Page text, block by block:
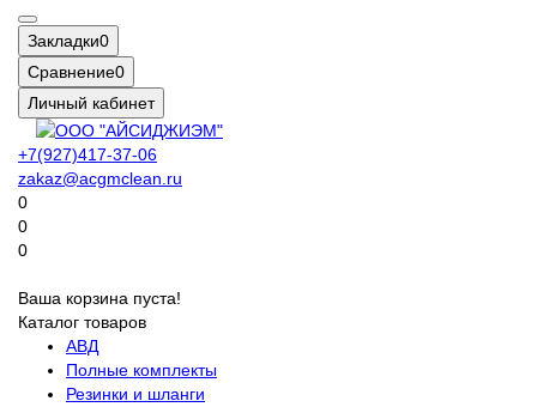
Закладки0
Сравнение0
Личный кабинет
+7(927)417-37-06
zakaz@acgmclean.ru
0
0
0
Ваша корзина пуста!
Каталог товаров
АВД
Полные комплекты
Резинки и шланги